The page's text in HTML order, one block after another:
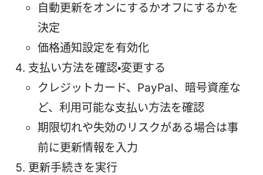
自動更新をオンにするかオフにするかを
決定
価格通知設定を有効化
支払い方法を確認・変更する
クレジットカード、PayPal、暗号資産な
ど、利用可能な支払い方法を確認
期限切れや失効のリスクがある場合は事
前に更新情報を入力
更新手続きを実行